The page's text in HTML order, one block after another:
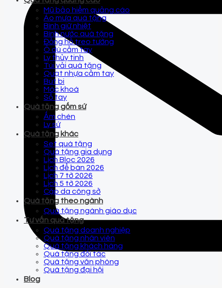
Mũ bảo hiểm quảng cáo
Áo mưa quà tặng
Bình giữ nhiệt
Bình nước quà tặng
Đồng hồ treo tường
Ô dù cầm tay
Ly thủy tinh
Túi vải quà tặng
Quạt nhựa cầm tay
Bút bi
Móc khoá
Sổ tay
Quà tặng gốm sứ
Ấm chén
Ly sứ
Quà tặng khác
Set quà tặng
Quà tặng gia dụng
Lịch Bloc 2026
Lịch để bàn 2026
Lịch 7 tờ 2026
Lịch 5 tờ 2026
Cặp da công sở
Quà tặng theo ngành
Quà tặng ngành giáo dục
Tư vấn quà tặng
Quà tặng doanh nghiệp
Quà tặng nhân viên
Quà tặng khách hàng
Quà tặng đối tác
Quà tặng văn phòng
Quà tặng đại hội
Blog